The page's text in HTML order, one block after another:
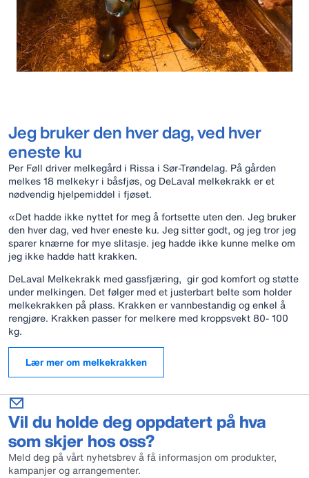
Jeg bruker den hver dag, ved hver
eneste ku
Per Føll driver melkegård i Rissa i Sør-Trøndelag. På gården
melkes 18 melkekyr i båsfjøs, og DeLaval melkekrakk er et
nødvendig hjelpemiddel i fjøset.
«Det hadde ikke nyttet for meg å fortsette uten den. Jeg bruker
den hver dag, ved hver eneste ku. Jeg sitter godt, og jeg tror jeg
sparer knærne for mye slitasje. jeg hadde ikke kunne melke om
jeg ikke hadde hatt krakken.
DeLaval Melkekrakk med gassfjæring, gir god komfort og støtte
under melkingen. Det følger med et justerbart belte som holder
melkekrakken på plass. Krakken er vannbestandig og enkel å
rengjøre. Krakken passer for melkere med kroppsvekt 80- 100
kg.
Lær mer om melkekrakken
Vil du holde deg oppdatert på hva
som skjer hos oss?
Meld deg på vårt nyhetsbrev å få informasjon om produkter,
kampanjer og arrangementer.